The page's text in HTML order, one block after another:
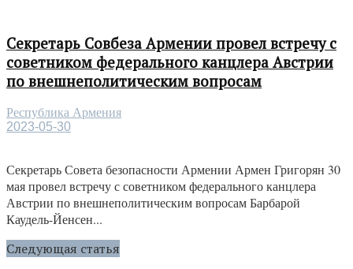
Секретарь Совбеза Армении провел встречу с
советником федерального канцлера Австрии
по внешнеполитическим вопросам
Республика Армения
2023-05-30
Секретарь Совета безопасности Армении Армен Григорян 30
мая провел встречу с советником федерального канцлера
Австрии по внешнеполитическим вопросам Барбарой
Каудель-Йенсен...
Следующая статья